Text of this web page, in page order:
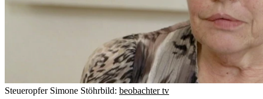
Steueropfer Simone Stöhrbild: beobachter tv